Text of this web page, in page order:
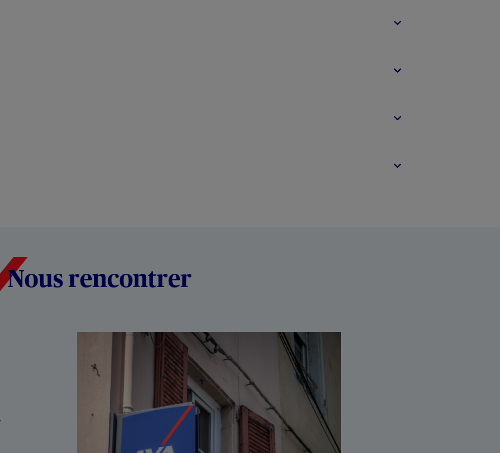
Nous rencontrer